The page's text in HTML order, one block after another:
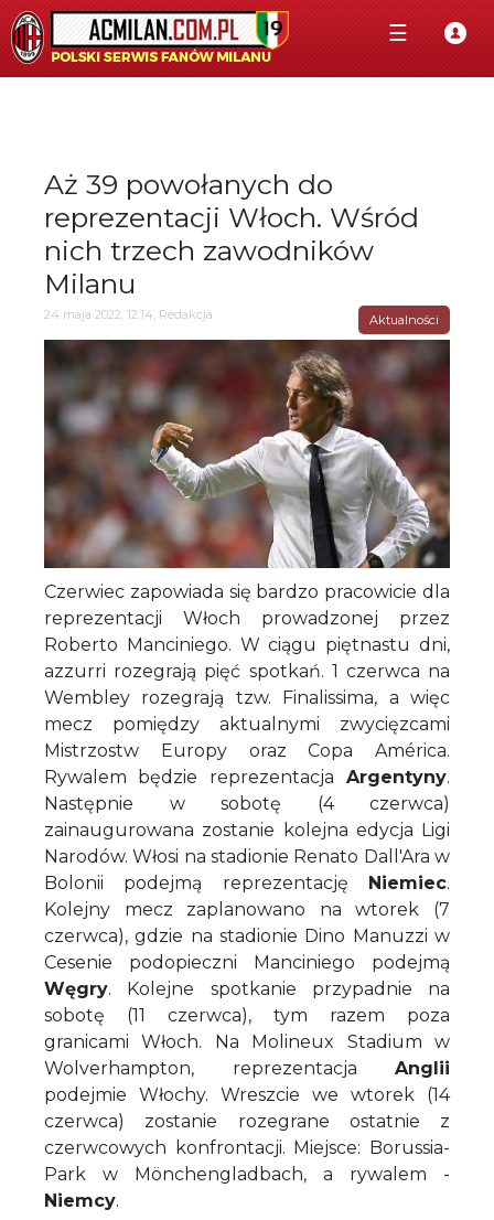
☰
Aż 39 powołanych do
reprezentacji Włoch. Wśród
nich trzech zawodników
Milanu
24 maja 2022, 12:14, Redakcja Aktualności
Czerwiec zapowiada się bardzo pracowicie dla
reprezentacji Włoch prowadzonej przez
Roberto Manciniego. W ciągu piętnastu dni,
azzurri rozegrają pięć spotkań. 1 czerwca na
Wembley rozegrają tzw. Finalissima, a więc
mecz pomiędzy aktualnymi zwycięzcami
Mistrzostw Europy oraz Copa América.
Rywalem będzie reprezentacja Argentyny.
Następnie w sobotę (4 czerwca)
zainaugurowana zostanie kolejna edycja Ligi
Narodów. Włosi na stadionie Renato Dall'Ara w
Bolonii podejmą reprezentację Niemiec.
Kolejny mecz zaplanowano na wtorek (7
czerwca), gdzie na stadionie Dino Manuzzi w
Cesenie podopieczni Manciniego podejmą
Węgry. Kolejne spotkanie przypadnie na
sobotę (11 czerwca), tym razem poza
granicami Włoch. Na Molineux Stadium w
Wolverhampton, reprezentacja Anglii
podejmie Włochy. Wreszcie we wtorek (14
czerwca) zostanie rozegrane ostatnie z
czerwcowych konfrontacji. Miejsce: Borussia-
Park w Mönchengladbach, a rywalem -
Niemcy.